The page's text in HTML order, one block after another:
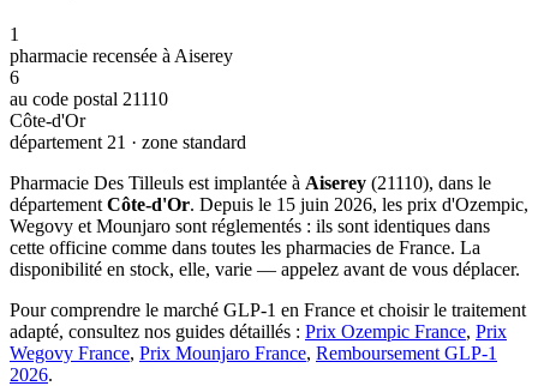
1
pharmacie recensée à Aiserey
6
au code postal 21110
Côte-d'Or
département 21 · zone standard
Pharmacie Des Tilleuls est implantée à Aiserey (21110), dans le
département Côte-d'Or. Depuis le 15 juin 2026, les prix d'Ozempic,
Wegovy et Mounjaro sont réglementés : ils sont identiques dans
cette officine comme dans toutes les pharmacies de France. La
disponibilité en stock, elle, varie — appelez avant de vous déplacer.
Pour comprendre le marché GLP-1 en France et choisir le traitement
adapté, consultez nos guides détaillés : Prix Ozempic France, Prix
Wegovy France, Prix Mounjaro France, Remboursement GLP-1
2026.